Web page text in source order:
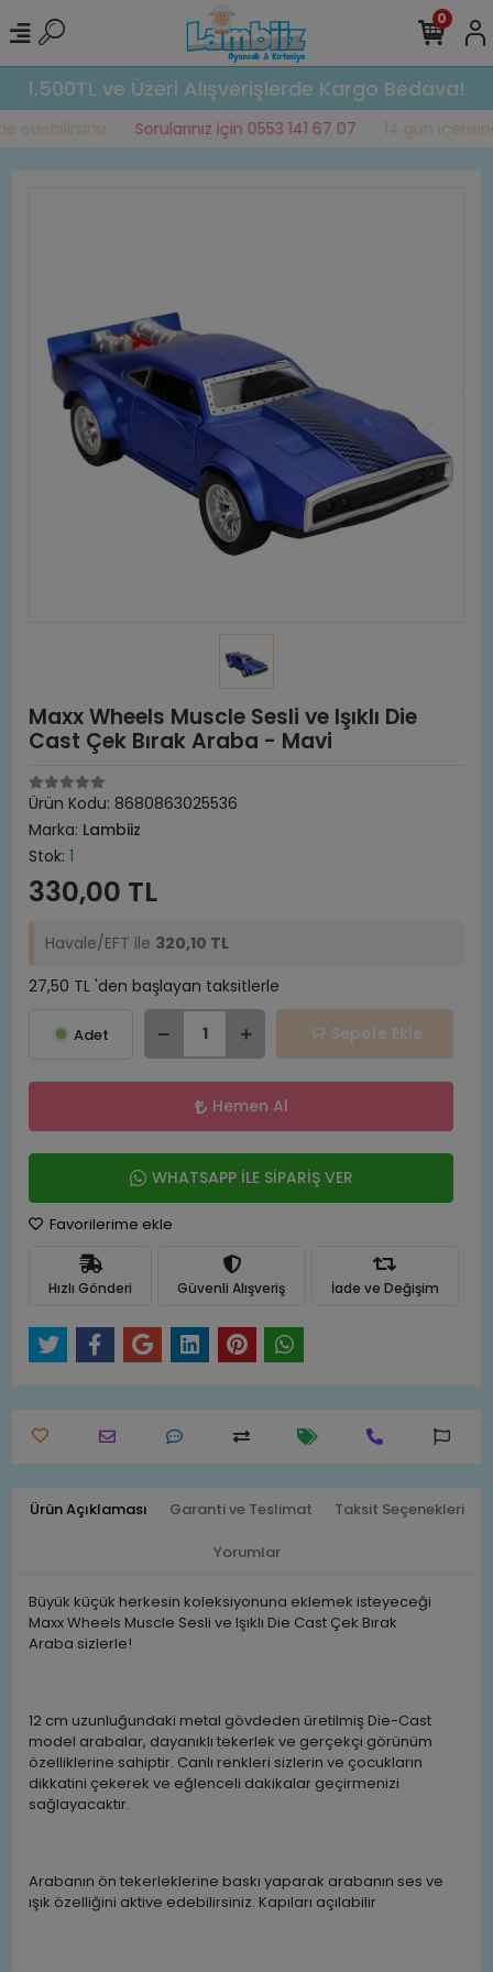
1.500TL ve Üzeri Alışverişlerde Kargo Bedava!
edebilirsiniz Sorularınız için 0553 141 67 07 14 gün
0
Maxx Wheels Muscle Sesli ve Işıklı Die
Cast Çek Bırak Araba - Mavi
Ürün Kodu: 8680863025536
Marka: Lambiiz
Stok: 1
330,00 TL
Havale/EFT ile 320,10 TL
27,50 TL 'den başlayan taksitlerle
Adet Sepete Ekle
Hemen Al
WHATSAPP İLE SİPARİŞ VER
Favorilerime ekle
Hızlı Gönderi Güvenli Alışveriş İade ve Değişim
Ürün Açıklaması Garanti ve Teslimat Taksit Seçenekleri
Yorumlar
Büyük küçük herkesin koleksiyonuna eklemek isteyeceği
Maxx Wheels Muscle Sesli ve Işıklı Die Cast Çek Bırak
Araba sizlerle!
12 cm uzunluğundaki metal gövdeden üretilmiş Die-Cast
model arabalar, dayanıklı tekerlek ve gerçekçi görünüm
özelliklerine sahiptir. Canlı renkleri sizlerin ve çocukların
dikkatini çekerek ve eğlenceli dakikalar geçirmenizi
sağlayacaktır.
Arabanın ön tekerleklerine baskı yaparak arabanın ses ve
ışık özelliğini aktive edebilirsiniz. Kapıları açılabilir